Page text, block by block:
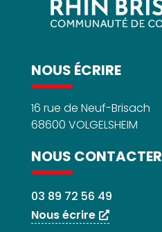
NOUS ÉCRIRE
16 rue de Neuf-Brisach
68600 VOLGELSHEIM
NOUS CONTACTER
03 89 72 56 49
Nous écrire